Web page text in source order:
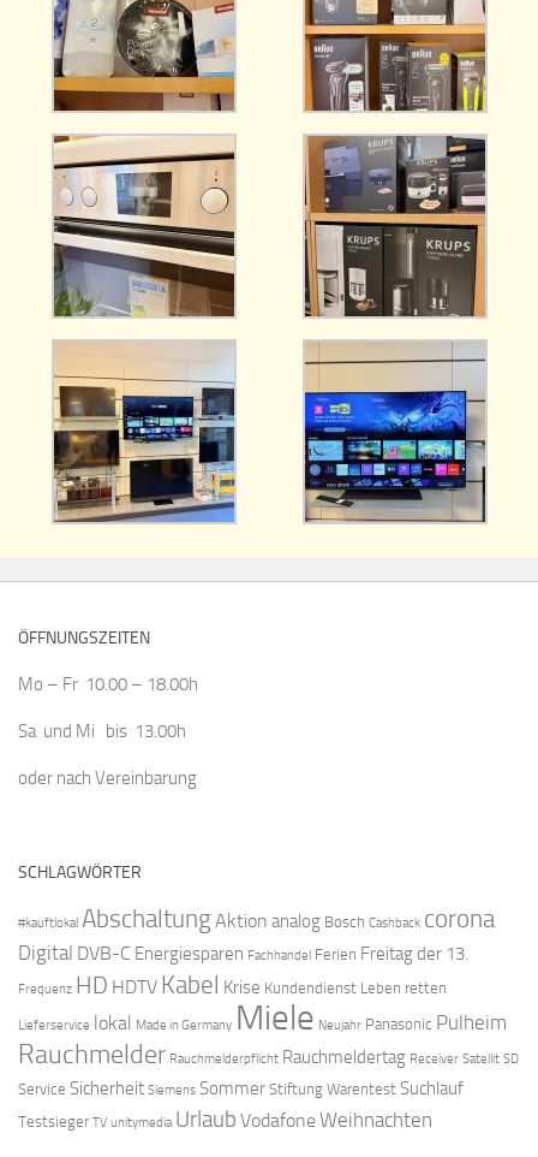
ÖFFNUNGSZEITEN
Mo – Fr 10.00 – 18.00h
Sa und Mi bis 13.00h
oder nach Vereinbarung
SCHLAGWÖRTER
#kauftlokal AbschaltungAktion analog Bosch Cashback corona
Digital DVB-C Energiesparen Fachhandel Ferien Freitag der 13.
Frequenz HD HDTV Kabel Krise Kundendienst Leben retten
Lieferservice lokal Made in Germany Miele Neujahr Panasonic Pulheim
Rauchmelder Rauchmelderpflicht Rauchmeldertag Receiver Satellit SD
Service Sicherheit Siemens Sommer Stiftung Warentest Suchlauf
Testsieger TV unitymedia Urlaub VodafoneWeihnachten